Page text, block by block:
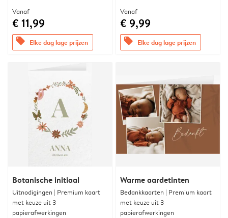
Vanaf
€ 11,99
offers Elke dag lage prijzen
Vanaf
€ 9,99
offers Elke dag lage prijzen
Botanische initiaal
Uitnodigingen | Premium kaart
met keuze uit 3
papierafwerkingen
Warme aardetinten
Bedankkaarten | Premium kaart
met keuze uit 3
papierafwerkingen